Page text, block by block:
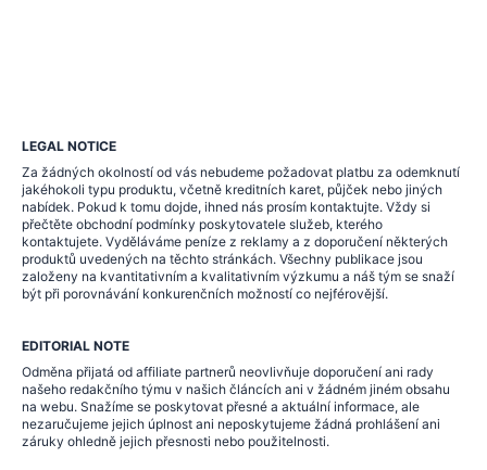
LEGAL NOTICE
Za žádných okolností od vás nebudeme požadovat platbu za odemknutí
jakéhokoli typu produktu, včetně kreditních karet, půjček nebo jiných
nabídek. Pokud k tomu dojde, ihned nás prosím kontaktujte. Vždy si
přečtěte obchodní podmínky poskytovatele služeb, kterého
kontaktujete. Vyděláváme peníze z reklamy a z doporučení některých
produktů uvedených na těchto stránkách. Všechny publikace jsou
založeny na kvantitativním a kvalitativním výzkumu a náš tým se snaží
být při porovnávání konkurenčních možností co nejférovější.
EDITORIAL NOTE
Odměna přijatá od affiliate partnerů neovlivňuje doporučení ani rady
našeho redakčního týmu v našich článcích ani v žádném jiném obsahu
na webu. Snažíme se poskytovat přesné a aktuální informace, ale
nezaručujeme jejich úplnost ani neposkytujeme žádná prohlášení ani
záruky ohledně jejich přesnosti nebo použitelnosti.